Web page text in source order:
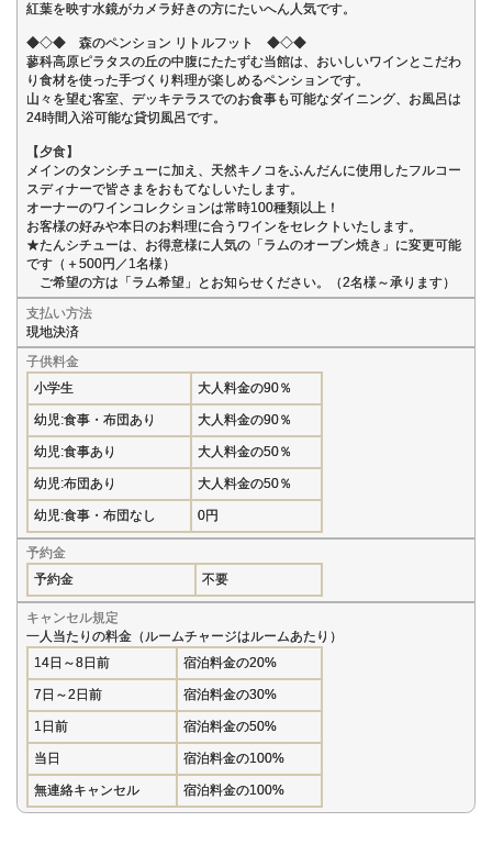
紅葉を映す水鏡がカメラ好きの方にたいへん人気です。
◆◇◆ 森のペンション リトルフット ◆◇◆
蓼科高原ピラタスの丘の中腹にたたずむ当館は、おいしいワインとこだわ
り食材を使った手づくり料理が楽しめるペンションです。
山々を望む客室、デッキテラスでのお食事も可能なダイニング、お風呂は
24時間入浴可能な貸切風呂です。
【夕食】
メインのタンシチューに加え、天然キノコをふんだんに使用したフルコー
スディナーで皆さまをおもてなしいたします。
オーナーのワインコレクションは常時100種類以上！
お客様の好みや本日のお料理に合うワインをセレクトいたします。
★たんシチューは、お得意様に人気の「ラムのオーブン焼き」に変更可能
です（＋500円／1名様）
ご希望の方は「ラム希望」とお知らせください。（2名様～承ります）
支払い方法
現地決済
子供料金
小学生
大人料金の90％
幼児:食事・布団あり 大人料金の90％
幼児:食事あり 大人料金の50％
幼児:布団あり 大人料金の50％
幼児:食事・布団なし 0円
予約金
予約金
不要
キャンセル規定
一人当たりの料金（ルームチャージはルームあたり）
14日～8日前
宿泊料金の20%
7日～2日前 宿泊料金の30%
1日前 宿泊料金の50%
当日 宿泊料金の100%
無連絡キャンセル 宿泊料金の100%